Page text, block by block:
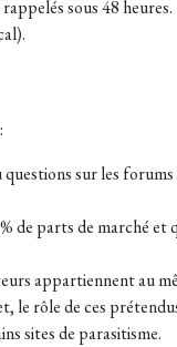
sous 48 heures.
sur les
de parts de marché
appartiennent au
le rôle de ces
sites de parasitisme.